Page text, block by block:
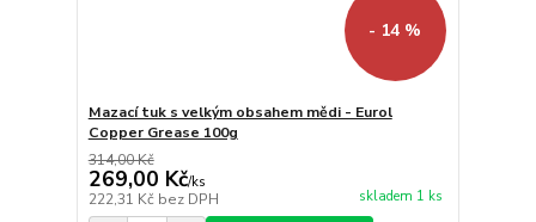
- 14 %
Mazací tuk s velkým obsahem mědi - Eurol
Copper Grease 100g
314,00 Kč
269,00 Kč/ks
222,31 Kč bez DPH skladem 1 ks